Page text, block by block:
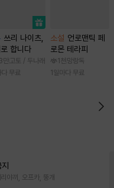
쓰리 나이츠,
합니다
만 고토 / 두나래
다 무료
소설 언로맨틱 페
로몬 테라피
1천 망랑독
1일마다 무료
야끼, 오프카, 뚱개